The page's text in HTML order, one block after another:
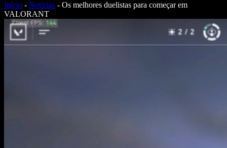
Início - Notícias - Os melhores duelistas para começar em
VALORANT